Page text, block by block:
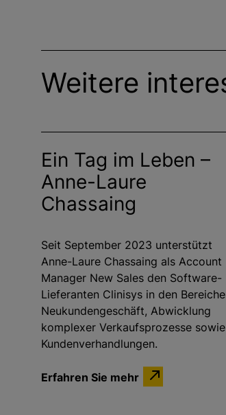
Weitere
Ein Tag im Leben –
Anne-Laure
Chassaing
Seit September 2023 unterstützt
Anne-Laure Chassaing als Account
Manager New Sales den Software-
Lieferanten Clinisys in den
Neukundengeschäft, Abwicklung
komplexer Verkaufsprozesse sowie
Kundenverhandlungen.
Erfahren Sie mehr